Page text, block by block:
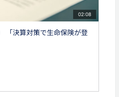
02:08
決算対策で生命保険が登